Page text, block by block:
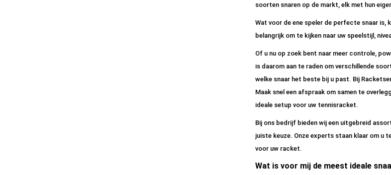
soorten snaren op de markt, elk met hun
Wat voor de ene speler de perfecte snaar is,
belangrijk om te kijken naar uw speelstijl,
Of u nu op zoek bent naar meer controle,
is daarom aan te raden om verschillende
welke snaar het beste bij u past. Bij
Maak snel een afspraak om samen te
ideale setup voor uw tennisracket.
Bij ons bedrijf bieden wij een uitgebreid
juiste keuze. Onze experts staan klaar om u
voor uw racket.
Wat is voor mij de meest ideale